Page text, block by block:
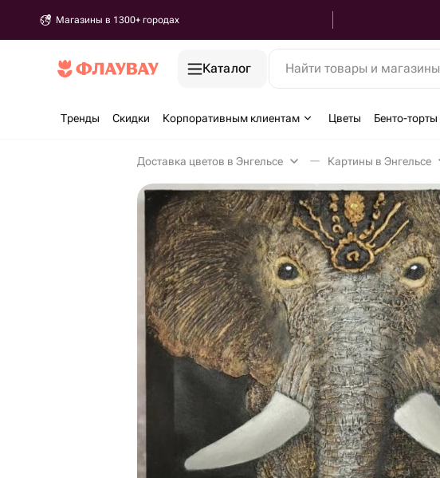
Магазины в 1300+ городах
Каталог Найти товары и магазины
Тренды Скидки Корпоративным клиентам Цветы Бенто-торты
Доставка цветов в Энгельсе Картины в Энгельсе